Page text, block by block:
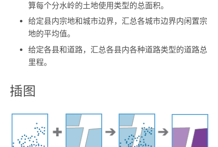
算每个分水岭的土地使用类型的总面积。
给定县内宗地和城市边界，汇总各城市边界内闲置宗
地的平均值。
给定各县和道路，汇总各县内各种道路类型的道路总
里程。
插图